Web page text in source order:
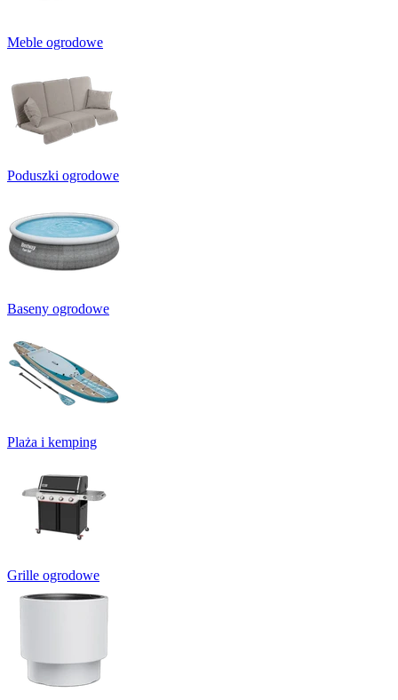
Meble ogrodowe
Poduszki ogrodowe
Baseny ogrodowe
Plaża i kemping
Grille ogrodowe